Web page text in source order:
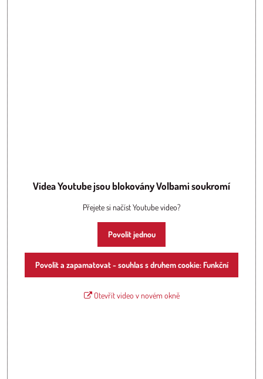
Videa Youtube jsou blokovány Volbami soukromí
Přejete si načíst Youtube video?
Povolit jednou
Povolit a zapamatovat - souhlas s druhem cookie: Funkční
Otevřít video v novém okně